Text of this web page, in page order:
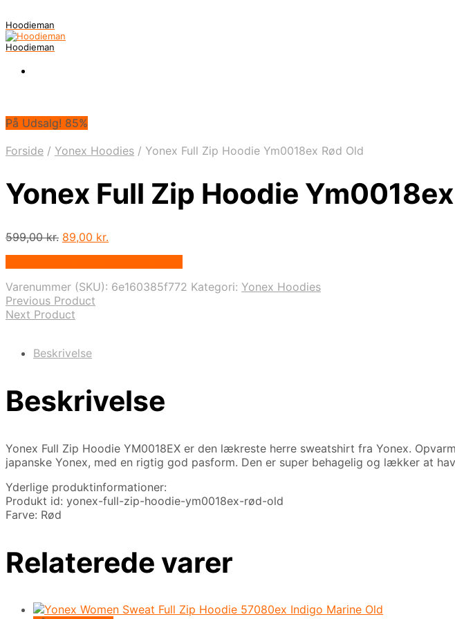
Hoodieman
Hoodieman
På Udsalg! 85%
Forside / Yonex Hoodies / Yonex Full Zip Hoodie Ym0018ex Rød Old
Yonex Full Zip Hoodie
599,00kr. Den
599,00 kr..
89,00 kr.
89,00 kr..
Varenummer (SKU): 6e160385f772 Kategori: Yonex Hoodies
Previous Product
Next Product
Beskrivelse
Beskrivelse
Yonex Full Zip Hoodie YM0018EX er den lækreste herre sweatshirt fra Yonex.
japanske Yonex, med en rigtig god pasform. Den er super behagelig og lækker at
Yderlige produktinformationer:
Produkt id: yonex-full-zip-hoodie-ym0018ex-rød-old
Farve: Rød
Relaterede varer